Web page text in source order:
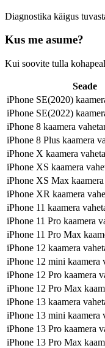
Diagnostika käigus
Kus me asume?
Kui soovite tulla
Seade
iPhone SE(2020)
iPhone SE(2022)
iPhone 8 kaamera
iPhone 8 Plus kaamera
iPhone X kaamera
iPhone XS kaamera
iPhone XS Max
iPhone XR kaamera
iPhone 11 kaamera
iPhone 11 Pro kaamera
iPhone 11 Pro Max
iPhone 12 kaamera
iPhone 12 mini kaamera
iPhone 12 Pro kaamera
iPhone 12 Pro Max
iPhone 13 kaamera
iPhone 13 mini kaamera
iPhone 13 Pro kaamera
iPhone 13 Pro Max